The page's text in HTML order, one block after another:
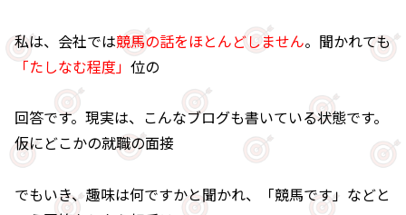
私は、会社では競馬の話をほとんどしません。聞かれても
「たしなむ程度」 位の
回答です。現実は、こんなブログも書いている状態です。
仮にどこかの就職の面接
でもいき、趣味は何ですかと聞かれ、「競馬です」などと